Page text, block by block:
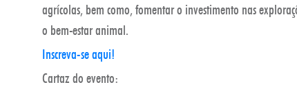
agrícolas, bem como, fomentar o investimento nas
o bem-estar animal.
Inscreva-se aqui!
Cartaz do evento: